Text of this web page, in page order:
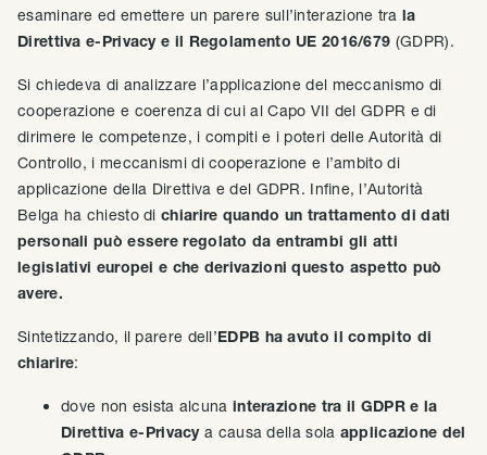
esaminare ed emettere un parere sull’interazione tra la
Direttiva e-Privacy e il Regolamento UE 2016/679 (GDPR).
Si chiedeva di analizzare l’applicazione del meccanismo di
cooperazione e coerenza di cui al Capo VII del GDPR e di
dirimere le competenze, i compiti e i poteri delle Autorità di
Controllo, i meccanismi di cooperazione e l’ambito di
applicazione della Direttiva e del GDPR. Infine, l’Autorità
Belga ha chiesto dichiarire quando un trattamento di dati
personali può essere regolato da entrambi gli atti
legislativi europei e che derivazioni questo aspetto può
avere.
Sintetizzando, il parere dell’EDPB ha avuto il compito di
chiarire:
dove non esista alcuna interazione tra il GDPR e la
Direttiva e-Privacya causa della sola applicazione del